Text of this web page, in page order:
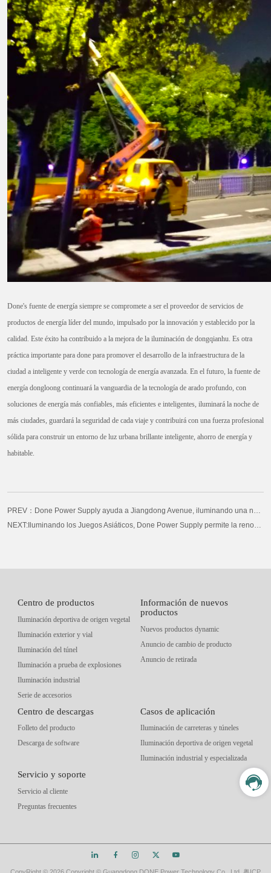
Done's fuente de energía siempre se compromete a ser el proveedor de servicios de
productos de energía líder del mundo, impulsado por la innovación y establecido por la
calidad. Este éxito ha contribuido a la mejora de la iluminación de dongqianhu. Es otra
práctica importante para done para promover el desarrollo de la infraestructura de la
ciudad a inteligente y verde con tecnología de energía avanzada. En el futuro, la fuente de
energía dongloong continuará la vanguardia de la tecnología de arado profundo, con
soluciones de energía más confiables, más eficientes e inteligentes, iluminará la noche de
más ciudades, guardará la seguridad de cada viaje y contribuirá con una fuerza profesional
sólida para construir un entorno de luz urbana brillante inteligente, ahorro de energía y
habitable.
PREV：Done Power Supply ayuda a Jiangdong Avenue, iluminando una nueva imagen del transporte urbano
NEXT:Iluminando los Juegos Asiáticos, Done Power Supply permite la renovación del Gimnasio Fenghua
Centro de productos
Iluminación deportiva de origen vegetal
Iluminación exterior y vial
Iluminación del túnel
Iluminación a prueba de explosiones
Iluminación industrial
Serie de accesorios
Información de nuevos
productos
Nuevos productos dynamic
Anuncio de cambio de producto
Anuncio de retirada
Centro de descargas
Folleto del producto
Descarga de software
Casos de aplicación
Iluminación de carreteras y túneles
Iluminación deportiva de origen vegetal
Iluminación industrial y especializada
Servicio y soporte
Servicio al cliente
Preguntas frecuentes